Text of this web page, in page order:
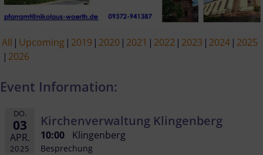
All Upcoming 2019 2020 2021 2022 2023 2024 2025
2026
Event Information:
DO.
03
APR.
2025
Kirchenverwaltung Klingenberg
10:00 Klingenberg
Besprechung